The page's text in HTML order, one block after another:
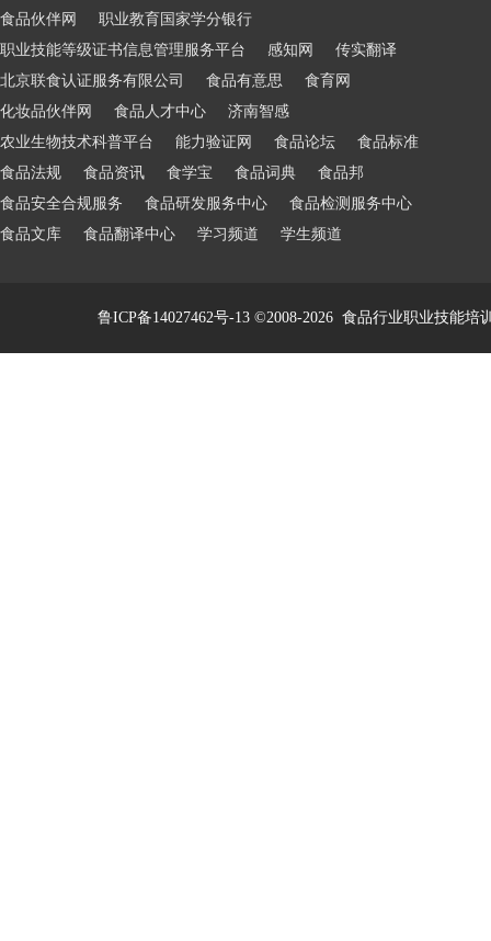
食品伙伴网
职业教育国家学分银行
职业技能等级证书信息管理服务平台
感知网
传实翻译
北京联食认证服务有限公司
食品有意思
食育网
化妆品伙伴网
食品人才中心
济南智感
农业生物技术科普平台
能力验证网 食品论坛
食品标准
食品法规
食品资讯 食学宝 食品词典
食品邦
食品安全合规服务
食品研发服务中心
食品检测服务中心
食品文库
食品翻译中心 学习频道 学生频道
鲁ICP备14027462号-13©2008-2026 食品行业职业技能培